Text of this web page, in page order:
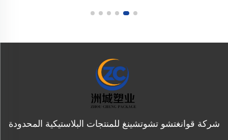
شركة قوانغتشو تشوتشينغ للمنتجات البلاستيكية المحدودة